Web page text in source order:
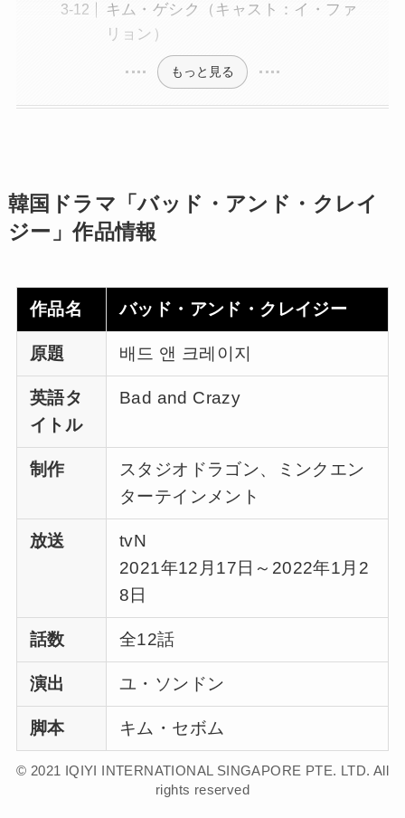
キム・ゲシク（キャスト：イ・ファ
リョン）
もっと見る
韓国ドラマ「バッド・アンド・クレイ
ジー」作品情報
作品名 バッド・アンド・クレイジー
原題 배드 앤 크레이지
英語タ
イトル
Bad and Crazy
制作
スタジオドラゴン、ミンクエン
ターテインメント
放送
tvN
2021年12月17日～2022年1月2
8日
話数 全12話
演出 ユ・ソンドン
脚本 キム・セボム
© 2021 IQIYI INTERNATIONAL SINGAPORE PTE. LTD. All
rights reserved